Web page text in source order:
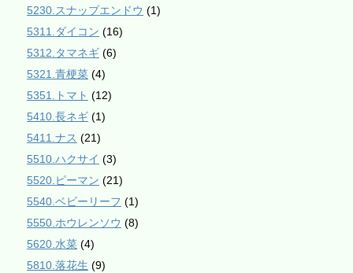
5230.スナップエンドウ (1)
5311.ダイコン (16)
5312.タマネギ (6)
5321.青梗菜 (4)
5351.トマト (12)
5410.長ネギ (1)
5411.ナス (21)
5510.ハクサイ (3)
5520.ピーマン (21)
5540.ベビーリーフ (1)
5550.ホウレンソウ (8)
5620.水菜 (4)
5810.落花生 (9)